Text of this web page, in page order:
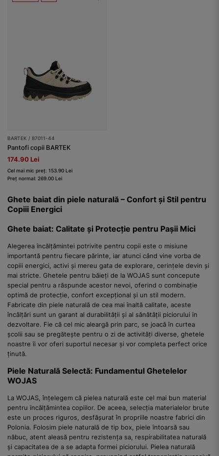
BARTEK / 87011-44
Pantofi copii BARTEK
174.90 Lei
Cel mai mic preț: 153.90 Lei
Preț normal: 269.00 Lei
Ghete baiat din piele naturală – Confort și Stil pentru
Copiii Energici
Ghete baiat: Calitate și Protecție pentru Pașii Mici
Alegerea încălțămintei potrivite pentru copii este o misiune
importantă pentru fiecare părinte, iar atunci când vine vorba de
copiii energici, activi și mereu gata de explorare, cerințele devin și
mai stricte. Ghetele pentru băieți de la WOJAS sunt concepute
special pentru a răspunde acestor nevoi, oferind o combinație
optimă de protecție, confort excepțional și un stil modern.
Fabricate din piele naturală de cea mai înaltă calitate, aceste
încălțări sunt un garant al durabilității și al sănătății piciorului în
dezvoltare. Fie că cel mic aleargă prin parc, se joacă în curtea
școlii sau se pregătește pentru o zi de activități diverse, ghetele
noastre îi vor oferi suportul necesar și vor completa perfect orice
ținută.
Piele Naturală Selectă: Fundamentul Ghetelelor
WOJAS
La WOJAS, înțelegem că pielea naturală este cel mai bun material
pentru încălțămintea copiilor. De aceea, selecția materialelor brute
este un proces riguros, desfășurat în propriile noastre fabrici din
Polonia. Folosim piele naturală de tip box, piele întoarsă sau
năbuc, atent aleasă pentru rezistența sa, respirabilitatea naturală
și capacitatea de a se adapta formei piciorului. Pielea naturală